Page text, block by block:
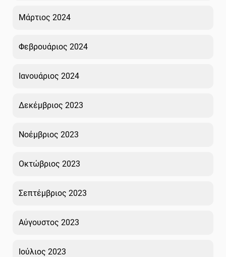
Μάρτιος 2024
Φεβρουάριος 2024
Ιανουάριος 2024
Δεκέμβριος 2023
Νοέμβριος 2023
Οκτώβριος 2023
Σεπτέμβριος 2023
Αύγουστος 2023
Ιούλιος 2023